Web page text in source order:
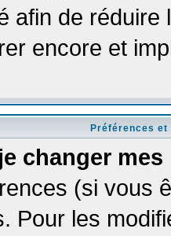
afin de
encore et
Préférences
changer mes
(si vous
Pour les